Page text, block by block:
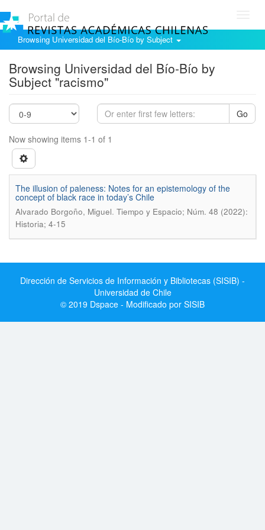
Browsing Universidad del Bío-Bío by Subject
Browsing Universidad del Bío-Bío by
Subject "racismo"
Go
Now showing items 1-1 of 1
The illusion of paleness: Notes for an epistemology of the
concept of black race in today’s Chile
Alvarado Borgoño, Miguel. Tiempo y Espacio; Núm. 48 (2022):
Historia; 4-15
Dirección de Servicios de Información y Bibliotecas (SISIB) -
Universidad de Chile
© 2019 Dspace - Modificado por SISIB